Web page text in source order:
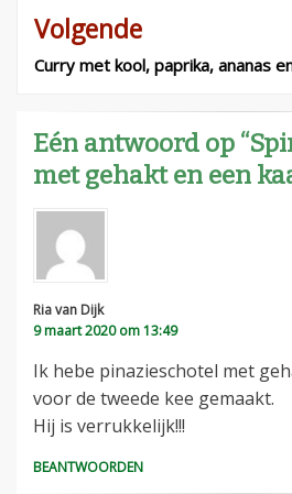
Volgende
Curry met kool, paprika, ananas
Eén antwoord op
met gehakt en een
Ria van Dijk
9 maart 2020 om 13:49
Ik hebe pinazieschotel met
voor de tweede kee gemaakt.
Hij is verrukkelijk!!!
BEANTWOORDEN